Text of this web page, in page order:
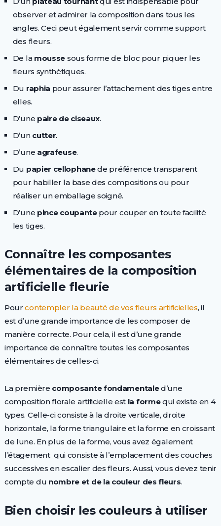
observer et admirer la composition dans tous les
angles. Ceci peut également servir comme support
des fleurs.
De la mousse sous forme de bloc pour piquer les
fleurs synthétiques.
Du raphia pour assurer l’attachement des tiges entre
elles.
D’une paire de ciseaux.
D’un cutter.
D’une agrafeuse.
Du papier cellophanede préférence transparent
pour habiller la base des compositions ou pour
réaliser un emballage soigné.
D’une pince coupantepour couper en toute facilité
les tiges.
Connaître les composantes
élémentaires de la composition
artificielle fleurie
Pourcontempler la beauté de vos fleurs artificielles, il
est d’une grande importance de les composer de
manière correcte. Pour cela, il est d’une grande
importance de connaître toutes les composantes
élémentaires de celles-ci.
La première composante fondamentaled’une
composition florale artificielle est la formequi existe en 4
types. Celle-ci consiste à la droite verticale, droite
horizontale, la forme triangulaire et la forme en croissant
de lune. En plus de la forme, vous avez également
l’étagement qui consiste à l’emplacement des couches
successives en escalier des fleurs. Aussi, vous devez tenir
compte du nombre et de la couleur des fleurs.
Bien choisir les couleurs à utiliser